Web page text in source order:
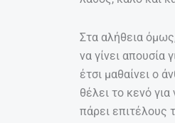
Στα αλήθεια
να γίνει απουσία
έτσι μαθαίνει ο
θέλει το κενό
πάρει επιτέλους